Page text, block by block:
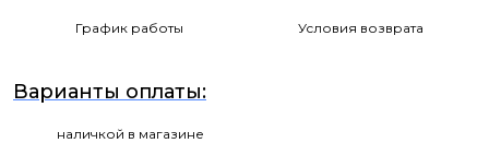
График работы Условия возврата
Варианты оплаты:
наличкой в магазине